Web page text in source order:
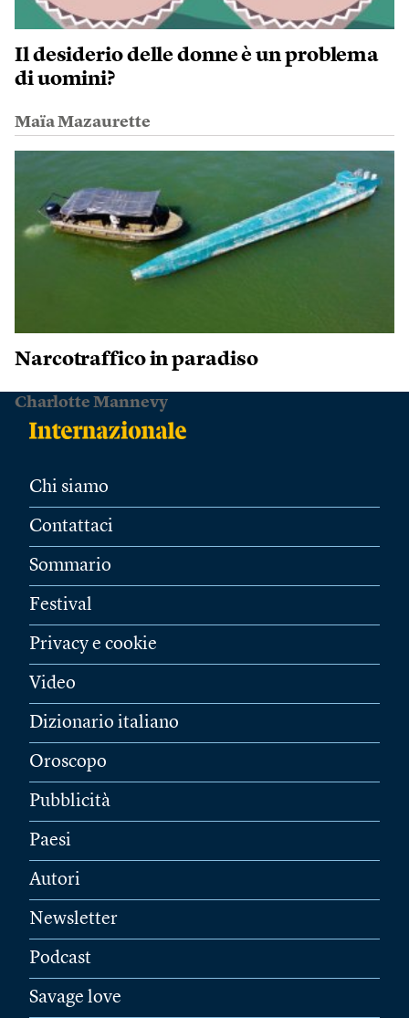
Il desiderio delle donne è un problema
di uomini?
Maïa Mazaurette
Narcotraffico in paradiso
Charlotte Mannevy
Chi siamo
Contattaci
Sommario
Festival
Privacy e cookie
Video
Dizionario italiano
Oroscopo
Pubblicità
Paesi
Autori
Newsletter
Podcast
Savage love